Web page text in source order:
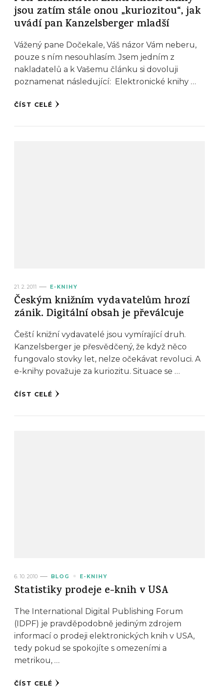
jsou zatím stále onou „kuriozitou“, jak
uvádí pan Kanzelsberger mladší
Vážený pane Dočekale, Váš názor Vám neberu,
pouze s ním nesouhlasím. Jsem jedním z
nakladatelů a k Vašemu článku si dovoluji
poznamenat následující: Elektronické knihy …
ČÍST CELÉ
21. 2. 2011 E-KNIHY
Českým knižním vydavatelům hrozí
zánik. Digitální obsah je převálcuje
Čeští knižní vydavatelé jsou vymírající druh.
Kanzelsberger je přesvědčený, že když něco
fungovalo stovky let, nelze očekávat revoluci. A
e-knihy považuje za kuriozitu. Situace se …
ČÍST CELÉ
6. 10. 2010 BLOG E-KNIHY
Statistiky prodeje e-knih v USA
The International Digital Publishing Forum
(IDPF) je pravděpodobně jediným zdrojem
informací o prodeji elektronických knih v USA,
tedy pokud se spokojíte s omezeními a
metrikou, …
ČÍST CELÉ